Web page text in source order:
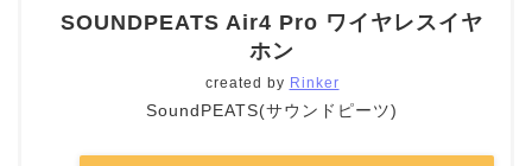
SOUNDPEATS Air4 Pro ワイヤレスイヤ
ホン
created by Rinker
SoundPEATS(サウンドピーツ)